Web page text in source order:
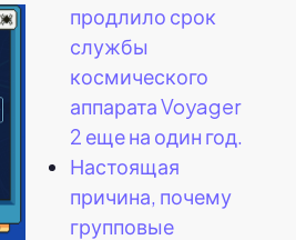
продлило срок
службы
космического
аппарата Voyager
2 еще на один год.
Настоящая
причина, почему
групповые